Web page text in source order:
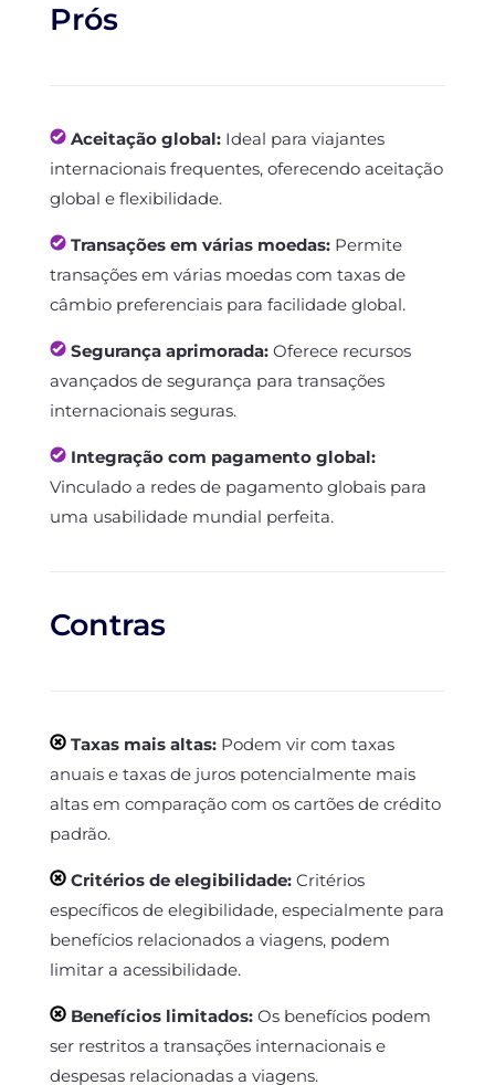
Prós
Aceitação global:Ideal para viajantes
internacionais frequentes, oferecendo aceitação
global e flexibilidade.
Transações em várias moedas:Permite
transações em várias moedas com taxas de
câmbio preferenciais para facilidade global.
Segurança aprimorada:Oferece recursos
avançados de segurança para transações
internacionais seguras.
Integração com pagamento global:
Vinculado a redes de pagamento globais para
uma usabilidade mundial perfeita.
Contras
Taxas mais altas:Podem vir com taxas
anuais e taxas de juros potencialmente mais
altas em comparação com os cartões de crédito
padrão.
Critérios de elegibilidade:Critérios
específicos de elegibilidade, especialmente para
benefícios relacionados a viagens, podem
limitar a acessibilidade.
Benefícios limitados:Os benefícios podem
ser restritos a transações internacionais e
despesas relacionadas a viagens.